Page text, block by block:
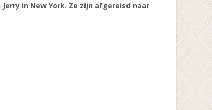
in New York. Ze zijn afgereisd naar